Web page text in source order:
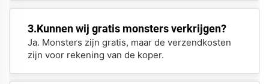
3.Kunnen wij gratis monsters verkrijgen?
Ja. Monsters zijn gratis, maar de verzendkosten
zijn voor rekening van de koper.